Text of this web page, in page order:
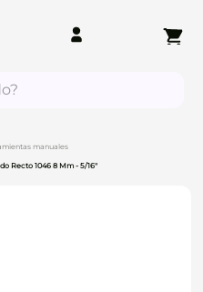
manuales
Recto 1046 8 Mm - 5/16"